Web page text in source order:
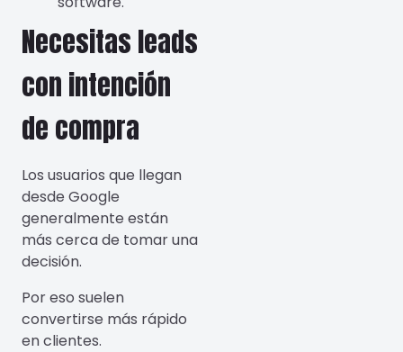
Necesitas leads
con intención
de compra
Los usuarios que llegan
desde Google
generalmente están
más cerca de tomar una
decisión.
Por eso suelen
convertirse más rápido
en clientes.